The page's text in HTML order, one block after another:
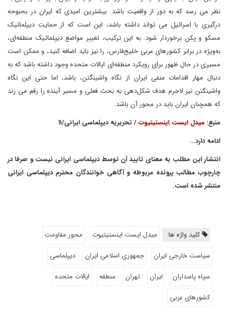
نظر می رسد که به دور از واقعیت باشد. بیشترین امیدی که ایران در بحبوحه
درگیری با اسرائیل می تواند داشته باشد، این است که از حمایت دیپلماتیک
مسکو و پکن برخوردار شود. به این ترکیب، تغییر مواضع دیپلماتیک منطقه‌ای،
به‌ویژه در برابر کشورهای عربی خلیج‌فارس، را نیز باید اضافه کنید، و ممکن است
مسیری در حال ظهور برای رویکرد منطقه‌ای ایالات متحده وجود داشته باشد که به
دنبال مهار اقدامات منفی ایران از نگاه واشینگتن، باشد، اما حتی این نگاه
واشینگتن نیز لاجرم هدف شکل‌دهی به بحث فعلی و مسیر آینده را رقم می زند
که همچنان ایران باید در محور آن باشد.
منبع: میدل ایست اینستیتیوت/ تحریریه دیپلماسی ایرانی/۱۱
ادامه دارد...
انتشار این مطلب به معنای تایید آن توسط دیپلماسی ایرانی نیست و صرفا در
چارچوب مطالب پرونده مربوطه و آگاهی خوانندگان محترم دیپلماسی ایرانی
منتشر شده است.
کلید واژه ها: میدل ایست اینستیتیوت
محور مقاومت
سیاست خارجی ایران
جمهوری اسلامی ایران
دیپلماسی
سپاه پاسداران
ایران تهران منطقه
ایالات متحده
کشورهای عربی